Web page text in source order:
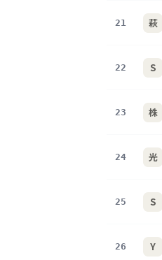
21 萩
22 S
23 株
24 光
25 S
26 Y